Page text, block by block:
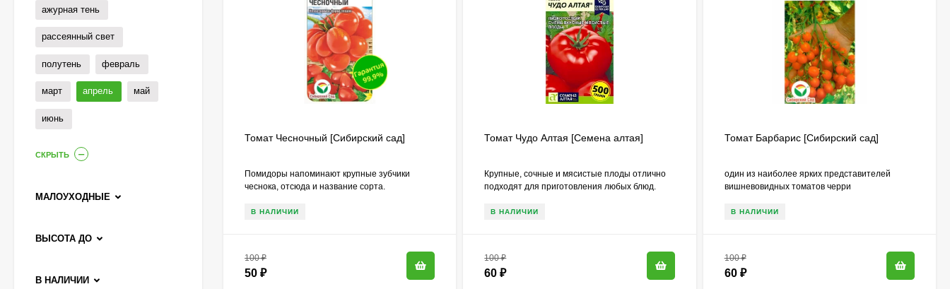
Томат Чесночный [Сибирский сад]
Помидоры напоминают крупные зубчики
чеснока, отсюда и название сорта.
В НАЛИЧИИ
100₽
50 ₽
Томат Чудо Алтая [Семена алтая]
Крупные, сочные и мясистые плоды отлично
подходят для приготовления любых блюд.
В НАЛИЧИИ
100₽
60₽
Томат Барбарис [Сибирский сад]
один из наиболее ярких представителей
вишневовидных томатов черри
В НАЛИЧИИ
100₽
60 ₽
ажурная тень
рассеянный свет
полутень февраль
март апрель май
июнь
СКРЫТЬ
МАЛОУХОДНЫЕ
ВЫСОТА ДО
В НАЛИЧИИ
Гейхера Электра
(Electra)
600₽
430₽
(Summer Love)